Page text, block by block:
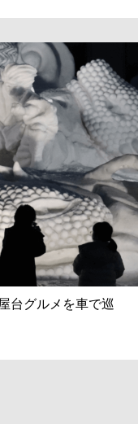
台グルメを車で巡